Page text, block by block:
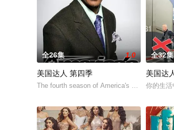
全26集 1.0
美国达人 第四季
The fourth season of America's Got Talent,
全32集
美国达
你的生